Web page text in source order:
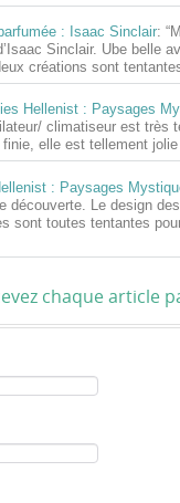
: Isaac Sinclair: “
Sinclair. Ube belle
créations sont
Hellenist : Paysages
climatiseur est très
finie, elle est tellement
: Paysages
découverte. Le design
sont toutes tentantes
chaque article